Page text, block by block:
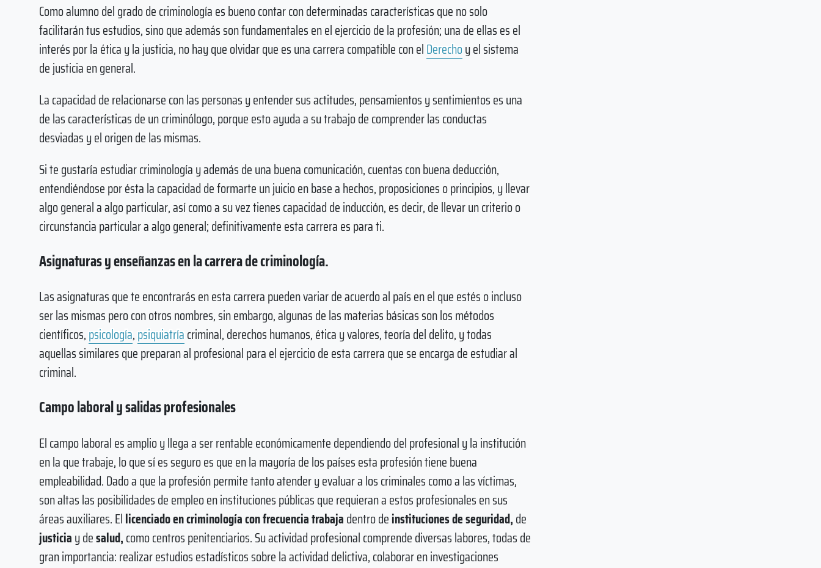
Como alumno del grado de criminología es bueno contar con determinadas características que no solo
facilitarán tus estudios, sino que además son fundamentales en el ejercicio de la profesión; una de ellas es el
interés por la ética y la justicia, no hay que olvidar que es una carrera compatible con elDerechoy el sistema
de justicia en general.
La capacidad de relacionarse con las personas y entender sus actitudes, pensamientos y sentimientos es una
de las características de un criminólogo, porque esto ayuda a su trabajo de comprender las conductas
desviadas y el origen de las mismas.
Si te gustaría estudiar criminología y además de una buena comunicación, cuentas con buena deducción,
entendiéndose por ésta la capacidad de formarte un juicio en base a hechos, proposiciones o principios, y llevar
algo general a algo particular, así como a su vez tienes capacidad de inducción, es decir, de llevar un criterio o
circunstancia particular a algo general; definitivamente esta carrera es para ti.
Asignaturas y enseñanzas en la carrera de criminología.
Las asignaturas que te encontrarás en esta carrera pueden variar de acuerdo al país en el que estés o incluso
ser las mismas pero con otros nombres, sin embargo, algunas de las materias básicas son los métodos
científicos,psicología,psiquiatríacriminal, derechos humanos, ética y valores, teoría del delito, y todas
aquellas similares que preparan al profesional para el ejercicio de esta carrera que se encarga de estudiar al
criminal.
Campo laboral y salidas profesionales
El campo laboral es amplio y llega a ser rentable económicamente dependiendo del profesional y la institución
en la que trabaje, lo que sí es seguro es que en la mayoría de los países esta profesión tiene buena
empleabilidad. Dado a que la profesión permite tanto atender y evaluar a los criminales como a las víctimas,
son altas las posibilidades de empleo en instituciones públicas que requieran a estos profesionales en sus
áreas auxiliares. Ellicenciado en criminologíacon frecuencia trabajadentro deinstituciones de seguridad,de
justiciay desalud,como centros penitenciarios. Su actividad profesional comprende diversas labores, todas de
gran importancia: realizar estudios estadísticos sobre la actividad delictiva, colaborar en investigaciones